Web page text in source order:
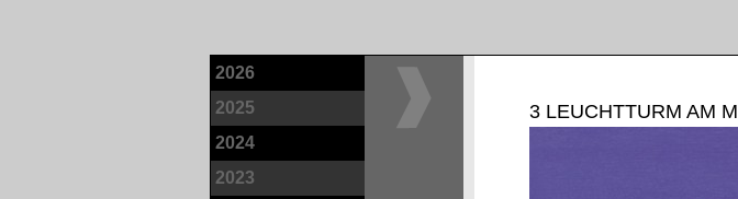
2026
2025
2024
2023
3 LEUCHTTURM AM